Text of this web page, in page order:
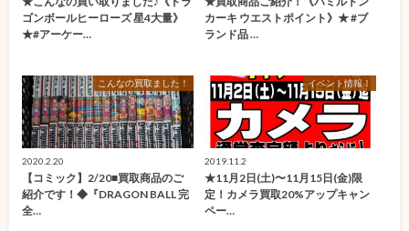
ゴンボールヒーローズ 星4大量》
★#アーケー…
カーキ ウエストポイント》★ #ブ
ランド品 …
こんなの買取ました！
2020.2.20
【コミック】2/20■買取商品のご
紹介です！◆『DRAGON BALL 完
全…
イベント情報！
2019.11.2
★11月2日(土)〜11月15日(金)限
定！カメラ買取20%アップキャン
ペー…